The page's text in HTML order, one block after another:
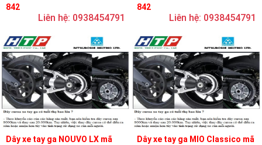
842
Liên hệ: 0938454791
842
Liên hệ: 0938454791
Dây xe tay ga NOUVO LX mã
Dây xe tay ga MIO Classico mã